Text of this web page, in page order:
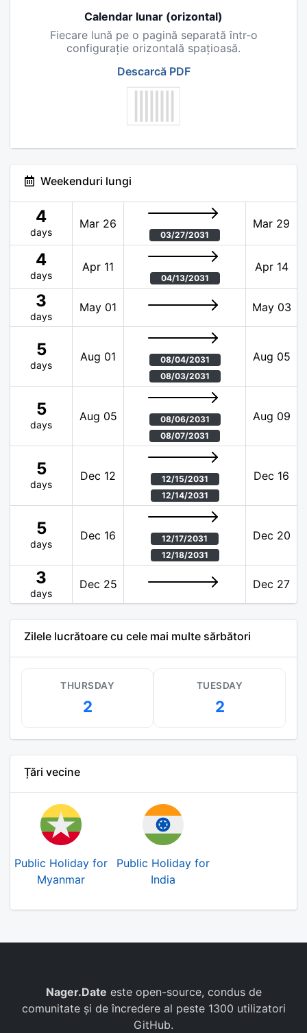
Calendar lunar (orizontal)
Fiecare lună pe o pagină separată într-o
configurație orizontală spațioasă.
Descarcă PDF
Weekenduri lungi
4
days
Mar 26
03/27/2031
Mar 29
4
days
Apr 11
04/13/2031
Apr 14
3
days
May 01 May 03
5
days
Aug 01
08/04/2031
08/03/2031
Aug 05
5
days
Aug 05
08/06/2031
08/07/2031
Aug 09
5
days
Dec 12
12/15/2031
12/14/2031
Dec 16
5
days
Dec 16
12/17/2031
12/18/2031
Dec 20
3
days
Dec 25 Dec 27
Zilele lucrătoare cu cele mai multe sărbători
THURSDAY
2
TUESDAY
2
Țări vecine
Public Holiday for
Myanmar
Public Holiday for
India
Nager.Date este open-source, condus de
comunitate și de încredere al peste 1300 utilizatori
GitHub.